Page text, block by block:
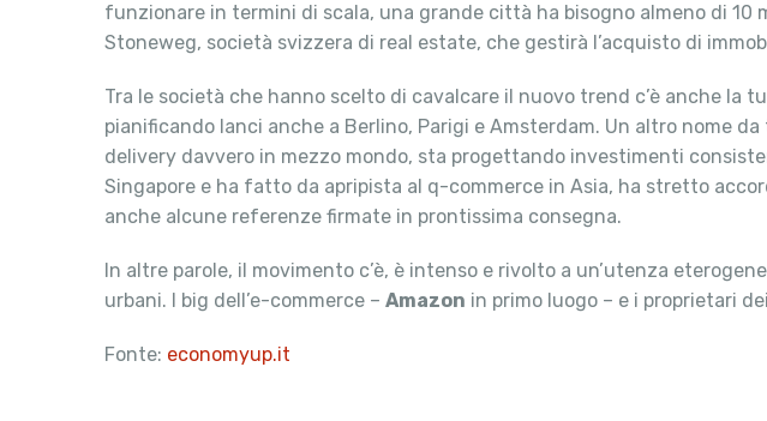
funzionare in termini di scala, una grande città ha bisogno almeno di
Stoneweg, società svizzera di real estate, che gestirà l’acquisto di
Tra le società che hanno scelto di cavalcare il nuovo trend c’è anche la
pianificando lanci anche a Berlino, Parigi e Amsterdam. Un altro nome
delivery davvero in mezzo mondo, sta progettando investimenti
Singapore e ha fatto da apripista al q-commerce in Asia, ha stretto
anche alcune referenze firmate in prontissima consegna.
In altre parole, il movimento c’è, è intenso e rivolto a un’utenza
urbani. I big dell’e-commerce – Amazon in primo luogo – e i proprietari
Fonte: economyup.it